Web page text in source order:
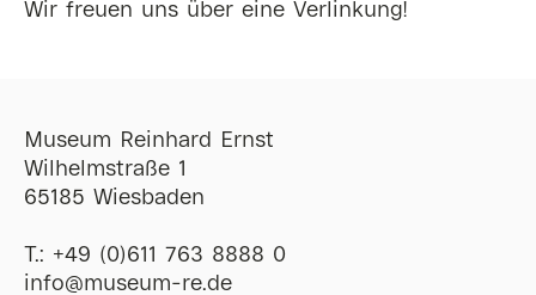
Wir freuen uns über eine Verlinkung!
Museum Reinhard Ernst
Wilhelmstraße 1
65185 Wiesbaden
T.: +49 (0)611 763 8888 0
ofni@museum-re de